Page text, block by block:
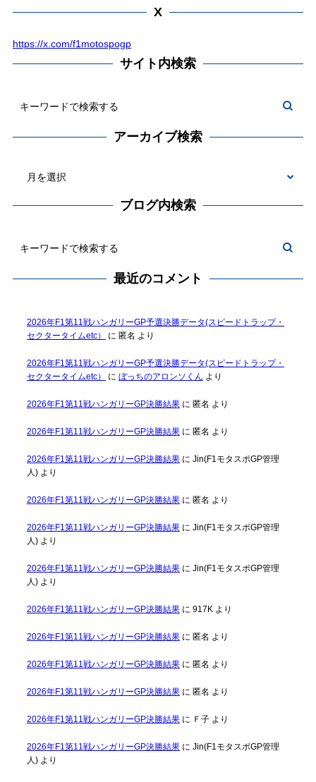
X
https://x.com/f1motospogp
サイト内検索
アーカイブ検索
ブログ内検索
最近のコメント
2026年F1第11戦ハンガリーGP予選決勝データ(スピードトラップ・
セクタータイムetc）
に 匿名 より
2026年F1第11戦ハンガリーGP予選決勝データ(スピードトラップ・
セクタータイムetc）
に ぼっちのアロンソくん より
2026年F1第11戦ハンガリーGP決勝結果に 匿名 より
2026年F1第11戦ハンガリーGP決勝結果に 匿名 より
2026年F1第11戦ハンガリーGP決勝結果に Jin(F1モタスポGP管理
人)より
2026年F1第11戦ハンガリーGP決勝結果に 匿名 より
2026年F1第11戦ハンガリーGP決勝結果に Jin(F1モタスポGP管理
人)より
2026年F1第11戦ハンガリーGP決勝結果に Jin(F1モタスポGP管理
人)より
2026年F1第11戦ハンガリーGP決勝結果に 917Kより
2026年F1第11戦ハンガリーGP決勝結果に 匿名 より
2026年F1第11戦ハンガリーGP決勝結果に 匿名 より
2026年F1第11戦ハンガリーGP決勝結果に 匿名 より
2026年F1第11戦ハンガリーGP決勝結果に Ｆ子より
2026年F1第11戦ハンガリーGP決勝結果に Jin(F1モタスポGP管理
人)より